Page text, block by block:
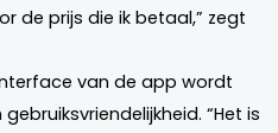
de prijs die ik betaal,” zegt
van de app wordt
“Het is